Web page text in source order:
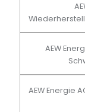
AEW
AEW Energie